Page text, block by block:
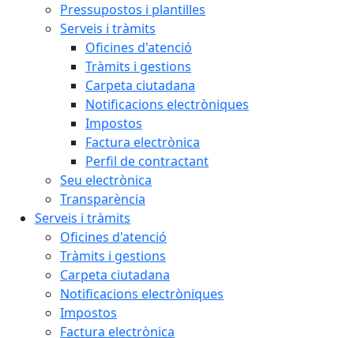
Pressupostos i plantilles
Serveis i tràmits
Oficines d'atenció
Tràmits i gestions
Carpeta ciutadana
Notificacions electròniques
Impostos
Factura electrònica
Perfil de contractant
Seu electrònica
Transparència
Serveis i tràmits
Oficines d'atenció
Tràmits i gestions
Carpeta ciutadana
Notificacions electròniques
Impostos
Factura electrònica